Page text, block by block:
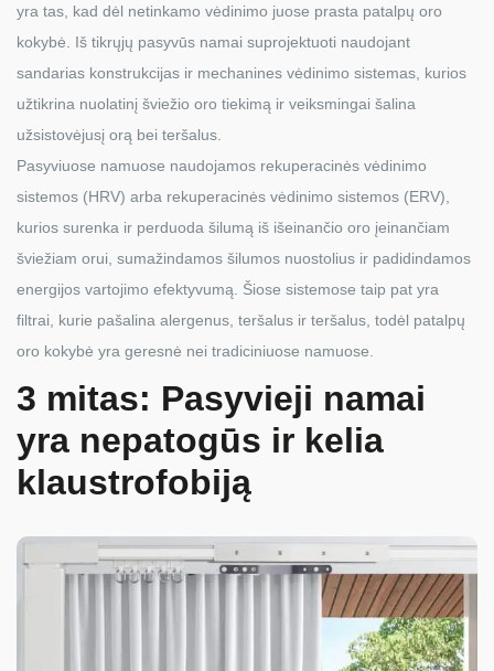
yra tas, kad dėl netinkamo vėdinimo juose prasta patalpų oro
kokybė. Iš tikrųjų pasyvūs namai suprojektuoti naudojant
sandarias konstrukcijas ir mechanines vėdinimo sistemas, kurios
užtikrina nuolatinį šviežio oro tiekimą ir veiksmingai šalina
užsistovėjusį orą bei teršalus.
Pasyviuose namuose naudojamos rekuperacinės vėdinimo
sistemos (HRV) arba rekuperacinės vėdinimo sistemos (ERV),
kurios surenka ir perduoda šilumą iš išeinančio oro įeinančiam
šviežiam orui, sumažindamos šilumos nuostolius ir padidindamos
energijos vartojimo efektyvumą. Šiose sistemose taip pat yra
filtrai, kurie pašalina alergenus, teršalus ir teršalus, todėl patalpų
oro kokybė yra geresnė nei tradiciniuose namuose.
3 mitas: Pasyvieji namai
yra nepatogūs ir kelia
klaustrofobiją